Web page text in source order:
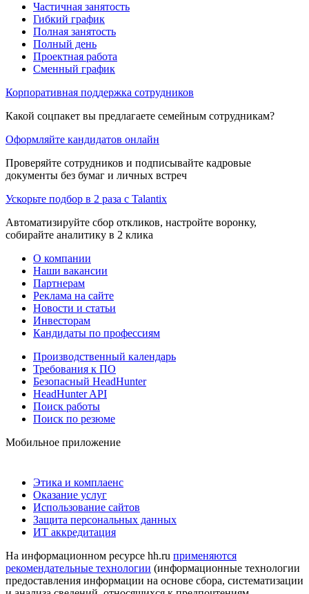
Частичная занятость
Гибкий график
Полная занятость
Полный день
Проектная работа
Сменный график
Корпоративная поддержка сотрудников
Какой соцпакет вы предлагаете семейным сотрудникам?
Оформляйте кандидатов онлайн
Проверяйте сотрудников и подписывайте кадровые
документы без бумаг и личных встреч
Ускорьте подбор в 2 раза с Talantix
Автоматизируйте сбор откликов, настройте воронку,
собирайте аналитику в 2 клика
О компании
Наши вакансии
Партнерам
Реклама на сайте
Новости и статьи
Инвесторам
Кандидаты по профессиям
Производственный календарь
Требования к ПО
Безопасный HeadHunter
HeadHunter API
Поиск работы
Поиск по резюме
Мобильное приложение
Этика и комплаенс
Оказание услуг
Использование сайтов
Защита персональных данных
ИТ аккредитация
На информационном ресурсе hh.ru применяются
рекомендательные технологии (информационные технологии
предоставления информации на основе сбора, систематизации